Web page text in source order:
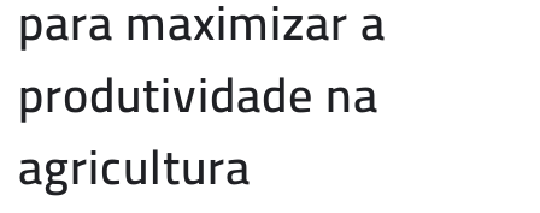
para maximizar a
produtividade na
agricultura